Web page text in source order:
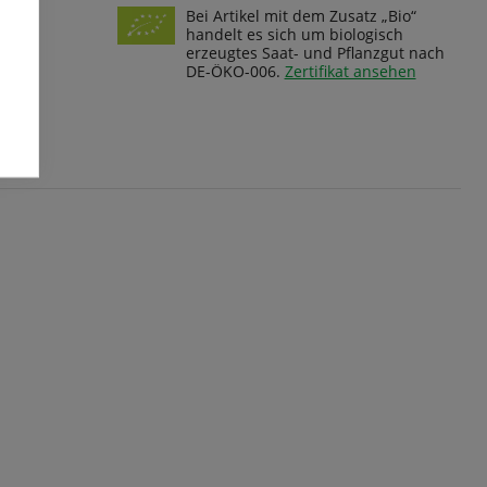
Bei Artikel mit dem Zusatz „Bio“
handelt es sich um biologisch
erzeugtes Saat- und Pflanzgut nach
DE-ÖKO-006. Zertifikat ansehen